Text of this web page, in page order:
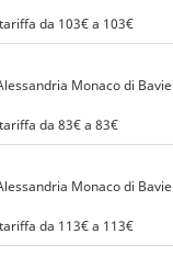
da 103€ a 103€
Monaco di
da 83€ a 83€
Monaco di
da 113€ a 113€